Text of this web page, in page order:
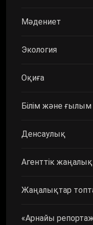
Мәдениет
Экология
Оқиға
Білім және ғылым
Денсаулық
Агенттік
Жаңалықтар
«Арнайы